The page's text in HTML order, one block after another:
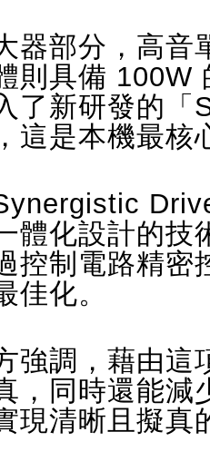
器部分，高音
則具備 100W
了新研發的「
這是本機最核
Synergistic
體化設計的技
控制電路精密
佳化。
強調，藉由這
，同時還能減
現清晰且擬真